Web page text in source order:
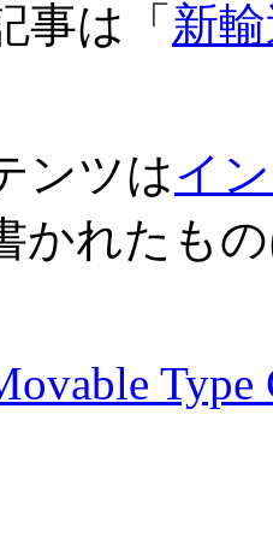
事は「 新
ンツはイ
かれたも
Type